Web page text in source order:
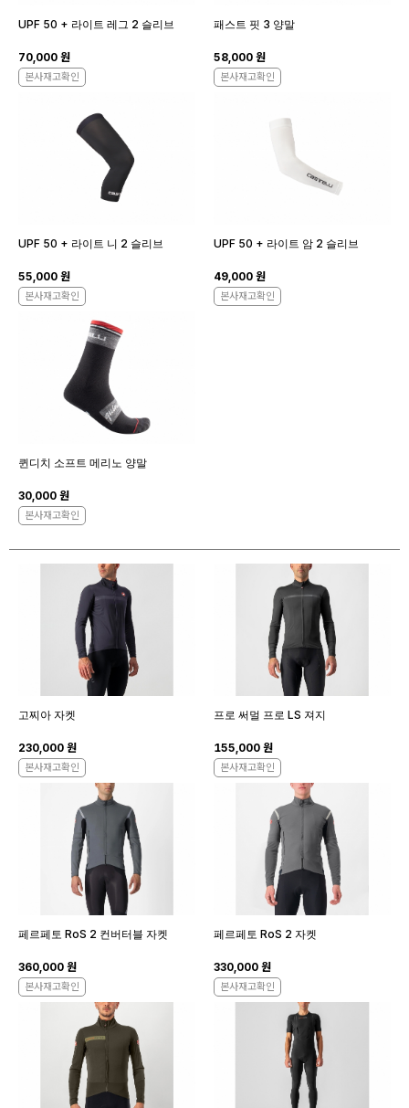
UPF 50 + 라이트 레그 2 슬리브
70,000 원
본사재고확인
패스트 핏 3 양말
58,000 원
본사재고확인
UPF 50 + 라이트 니 2 슬리브
55,000 원
본사재고확인
UPF 50 + 라이트 암 2 슬리브
49,000 원
본사재고확인
퀸디치 소프트 메리노 양말
30,000 원
본사재고확인
고찌아 자켓
230,000 원
본사재고확인
프로 써멀 프로 LS 져지
155,000 원
본사재고확인
페르페토 RoS 2 컨버터블 자켓
360,000 원
본사재고확인
페르페토 RoS 2 자켓
330,000 원
본사재고확인